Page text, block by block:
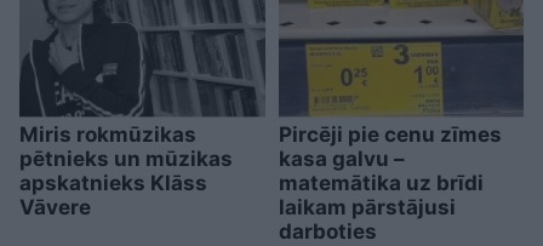
Miris rokmūzikas
pētnieks un mūzikas
apskatnieks Klāss
Vāvere
Pircēji pie cenu zīmes
kasa galvu –
matemātika uz brīdi
laikam pārstājusi
darboties